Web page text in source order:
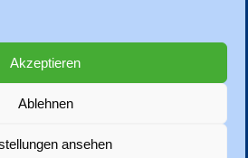
Akzeptieren
Ablehnen
ansehen
DVPB-Satzung